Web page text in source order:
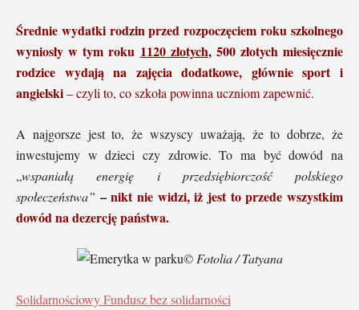
Średnie wydatki rodzin przed rozpoczęciem roku szkolnego
wyniosły w tym roku 1120 złotych, 500 złotych miesięcznie
rodzice wydają na zajęcia dodatkowe, głównie sport i
angielski– czyli to, co szkoła powinna uczniom zapewnić.
A najgorsze jest to, że wszyscy uważają, że to dobrze, że
inwestujemy w dzieci czy zdrowie. To ma być dowód na
„wspaniałą energię i przedsiębiorczość polskiego
społeczeństwa” –nikt nie widzi, iż jest to przede wszystkim
dowód na dezercję państwa.
© Fotolia / Tatyana
Solidarnościowy Fundusz bez solidarności